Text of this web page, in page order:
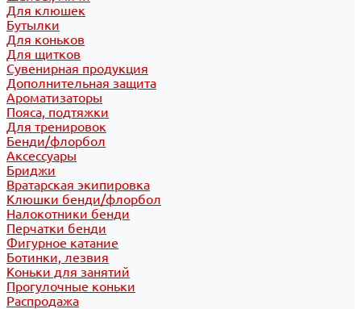
Для клюшек
Бутылки
Для коньков
Для щитков
Сувенирная продукция
Дополнительная защита
Ароматизаторы
Пояса, подтяжки
Для тренировок
Бенди/флорбол
Аксессуары
Бриджи
Вратарская экипировка
Клюшки бенди/флорбол
Налокотники бенди
Перчатки бенди
Фигурное катание
Ботинки, лезвия
Коньки для занятий
Прогулочные коньки
Распродажа